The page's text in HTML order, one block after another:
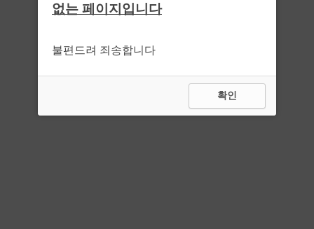
없는 페이지입니다
불편드려 죄송합니다
확인